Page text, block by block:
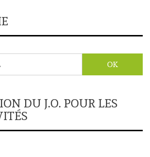
DU J.O. POUR LES